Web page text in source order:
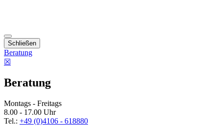
Schließen
Beratung
☒
Beratung
Montags - Freitags
8.00 - 17.00 Uhr
Tel.: +49 (0)4106 - 618880